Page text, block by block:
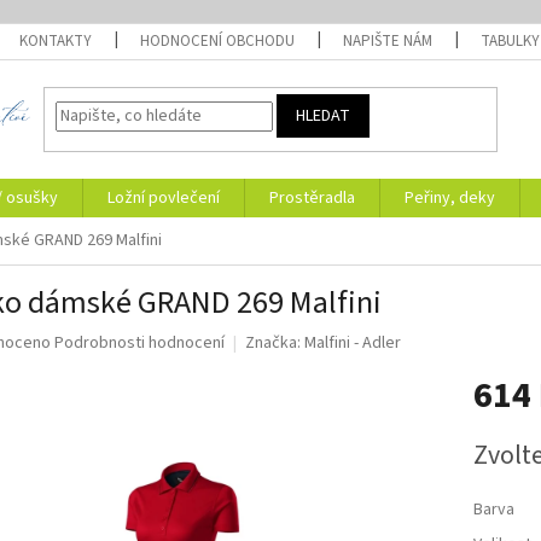
KONTAKTY HODNOCENÍ OBCHODU NAPIŠTE NÁM TABULKY
HLEDAT
osušky Ložní povlečení Prostěradla Peřiny, deky
GRAND 269 Malfini
dámské GRAND 269 Malfini
Podrobnosti hodnocení Značka: Malfini - Adler
614
cena:
Barva